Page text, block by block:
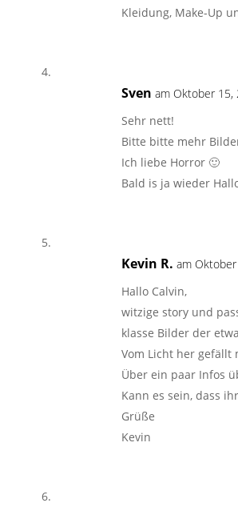
Kleidung, Make-Up
Sven am Oktober 15,
Sehr nett!
Bitte bitte mehr
Ich liebe Horror 🙂
Bald is ja wieder
Kevin R. am
Hallo Calvin,
witzige story und
klasse Bilder der
Vom Licht her gefällt
Über ein paar Infos
Kann es sein, dass
Grüße
Kevin